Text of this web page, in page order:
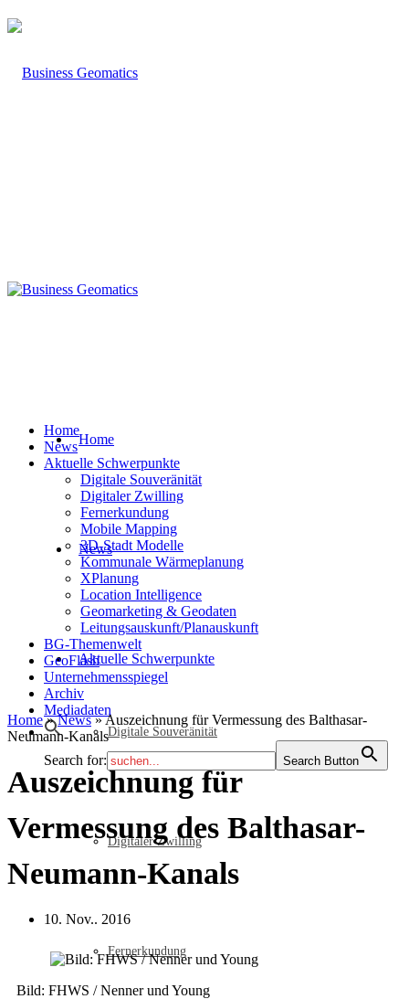
Home
News
Aktuelle Schwerpunkte
Digitale Souveränität
Digitaler Zwilling
Fernerkundung
Home
News
Aktuelle Schwerpunkte
Digitale Souveränität
Digitaler Zwilling
Fernerkundung
Mobile Mapping
3D-Stadt Modelle
Kommunale Wärmeplanung
XPlanung
Location Intelligence
Geomarketing & Geodaten
Leitungsauskunft/Planauskunft
BG-Themenwelt
GeoFlash
Unternehmensspiegel
Archiv
Mediadaten
Search for: Search Button
Home»News»Auszeichnung für Vermessung des Balthasar-
Neumann-Kanals
Auszeichnung für
Vermessung des Balthasar-
Neumann-Kanals
10. Nov.. 2016
Bild: FHWS / Nenner und Young